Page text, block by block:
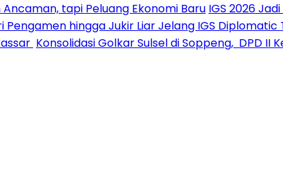
tapi Peluang Ekonomi Baru IGS 2026
Pengamen hingga Jukir Liar Jelang IGS
Konsolidasi Golkar Sulsel di Soppeng, DPD II